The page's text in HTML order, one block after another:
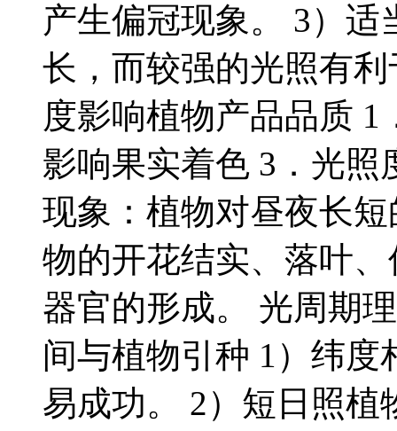
产生偏冠现象。 3）
长，而较强的光照有
度影响植物产品品质
影响果实着色 3．光照
现象：植物对昼夜长
物的开花结实、落叶
器官的形成。 光周期
间与植物引种 1）纬
易成功。 2）短日照